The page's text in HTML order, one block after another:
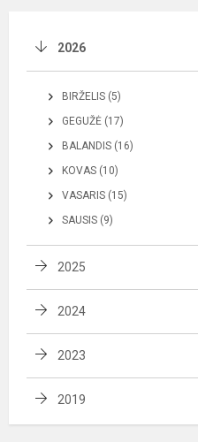
2026
BIRŽELIS (5)
GEGUŽĖ (17)
BALANDIS (16)
KOVAS (10)
VASARIS (15)
SAUSIS (9)
2025
2024
2023
2019